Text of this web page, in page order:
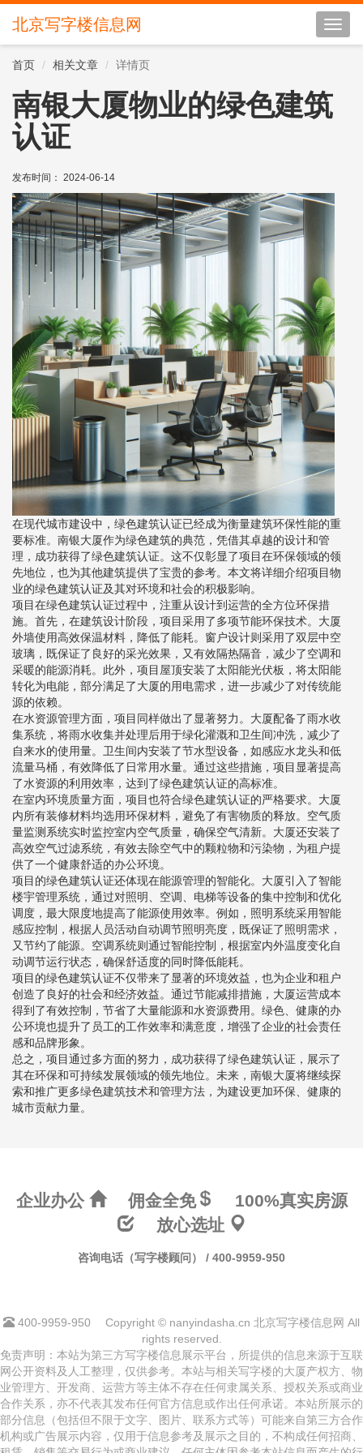
切
换
北京写字楼信息网
首页 相关文章 详情页
南银大厦物业的绿色建筑
认证
发布时间： 2024-06-14
在现代城市建设中，绿色建筑认证已经成为衡量建筑环保性能的重
要标准。南银大厦作为绿色建筑的典范，凭借其卓越的设计和管
理，成功获得了绿色建筑认证。这不仅彰显了项目在环保领域的领
先地位，也为其他建筑提供了宝贵的参考。本文将详细介绍项目物
业的绿色建筑认证及其对环境和社会的积极影响。
项目在绿色建筑认证过程中，注重从设计到运营的全方位环保措
施。首先，在建筑设计阶段，项目采用了多项节能环保技术。大厦
外墙使用高效保温材料，降低了能耗。窗户设计则采用了双层中空
玻璃，既保证了良好的采光效果，又有效隔热隔音，减少了空调和
采暖的能源消耗。此外，项目屋顶安装了太阳能光伏板，将太阳能
转化为电能，部分满足了大厦的用电需求，进一步减少了对传统能
源的依赖。
在水资源管理方面，项目同样做出了显著努力。大厦配备了雨水收
集系统，将雨水收集并处理后用于绿化灌溉和卫生间冲洗，减少了
自来水的使用量。卫生间内安装了节水型设备，如感应水龙头和低
流量马桶，有效降低了日常用水量。通过这些措施，项目显著提高
了水资源的利用效率，达到了绿色建筑认证的高标准。
在室内环境质量方面，项目也符合绿色建筑认证的严格要求。大厦
内所有装修材料均选用环保材料，避免了有害物质的释放。空气质
量监测系统实时监控室内空气质量，确保空气清新。大厦还安装了
高效空气过滤系统，有效去除空气中的颗粒物和污染物，为租户提
供了一个健康舒适的办公环境。
项目的绿色建筑认证还体现在能源管理的智能化。大厦引入了智能
楼宇管理系统，通过对照明、空调、电梯等设备的集中控制和优化
调度，最大限度地提高了能源使用效率。例如，照明系统采用智能
感应控制，根据人员活动自动调节照明亮度，既保证了照明需求，
又节约了能源。空调系统则通过智能控制，根据室内外温度变化自
动调节运行状态，确保舒适度的同时降低能耗。
项目的绿色建筑认证不仅带来了显著的环境效益，也为企业和租户
创造了良好的社会和经济效益。通过节能减排措施，大厦运营成本
得到了有效控制，节省了大量能源和水资源费用。绿色、健康的办
公环境也提升了员工的工作效率和满意度，增强了企业的社会责任
感和品牌形象。
总之，项目通过多方面的努力，成功获得了绿色建筑认证，展示了
其在环保和可持续发展领域的领先地位。未来，南银大厦将继续探
索和推广更多绿色建筑技术和管理方法，为建设更加环保、健康的
城市贡献力量。
企业办公 佣金全免
100%真实房源
放心选址
咨询电话（写字楼顾问） / 400-9959-950
400-9959-950
Copyright © nanyindasha.cn 北京写字楼信息网 All
rights reserved.
免责声明：本站为第三方写字楼信息展示平台，所提供的信息来源于互联
网公开资料及人工整理，仅供参考。本站与相关写字楼的大厦产权方、物
业管理方、开发商、运营方等主体不存在任何隶属关系、授权关系或商业
合作关系，亦不代表其发布任何官方信息或作出任何承诺。本站所展示的
部分信息（包括但不限于文字、图片、联系方式等）可能来自第三方合作
机构或广告展示内容，仅用于信息参考及展示之目的，不构成任何招商、